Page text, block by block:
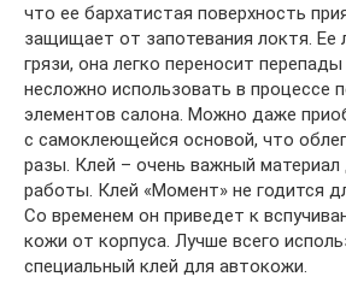
что ее бархатистая поверхность
защищает от запотевания локтя. Ее
грязи, она легко переносит
несложно использовать в процессе
элементов салона. Можно даже
с самоклеющейся основой, что
разы. Клей – очень важный
работы. Клей «Момент» не годится
Со временем он приведет к
кожи от корпуса. Лучше всего
специальный клей для автокожи.